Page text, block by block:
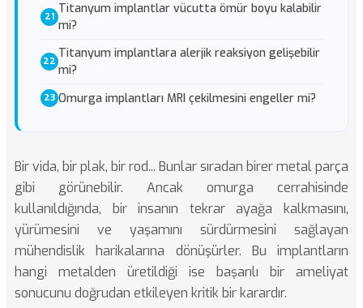
Titanyum implantlar vücutta ömür boyu kalabilir
mi?
Titanyum implantlara alerjik reaksiyon gelişebilir
mi?
Omurga implantları MRI çekilmesini engeller mi?
Bir vida, bir plak, bir rod... Bunlar sıradan birer metal parça
gibi görünebilir. Ancak omurga cerrahisinde
kullanıldığında, bir insanın tekrar ayağa kalkmasını,
yürümesini ve yaşamını sürdürmesini sağlayan
mühendislik harikalarına dönüşürler. Bu implantların
hangi metalden üretildiği ise başarılı bir ameliyat
sonucunu doğrudan etkileyen kritik bir karardır.